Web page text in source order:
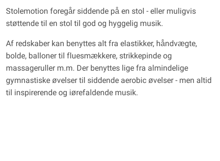
Stolemotion foregår siddende på en stol - eller muligvis
støttende til en stol til god og hyggelig musik.
Af redskaber kan benyttes alt fra elastikker, håndvægte,
bolde, balloner til fluesmækkere, strikkepinde og
massageruller m.m. Der benyttes lige fra almindelige
gymnastiske øvelser til siddende aerobic øvelser - men altid
til inspirerende og iørefaldende musik.